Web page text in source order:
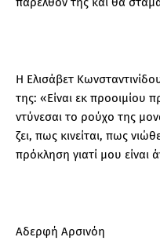
H Ελισάβετ
της: «Είναι εκ προοιμίου
ντύνεσαι το ρούχο της
ζει, πως κινείται, πως
πρόκληση γιατί μου είναι
Αδερφή Αρσινόη